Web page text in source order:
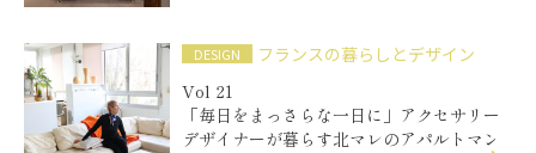
DESIGN
フランスの暮らしとデザイン
Vol 21
「毎日をまっさらな一日に」アクセサリー
デザイナーが暮らす北マレのアパルトマン